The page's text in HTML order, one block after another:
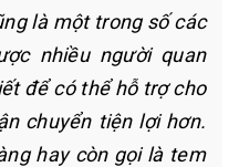
là một trong số các
nhiều người quan
để có thể hỗ trợ cho
chuyển tiện lợi hơn.
hay còn gọi là tem